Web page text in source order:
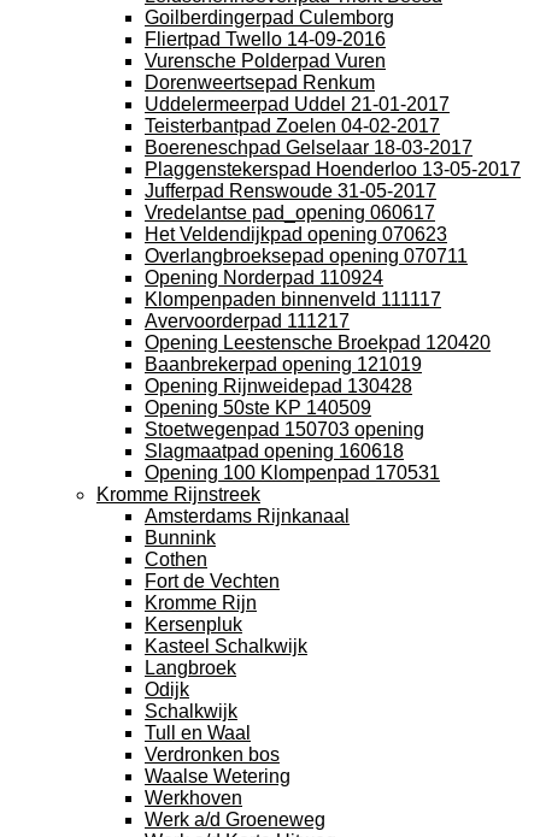
Goilberdingerpad Culemborg
Fliertpad Twello 14-09-2016
Vurensche Polderpad Vuren
Dorenweertsepad Renkum
Uddelermeerpad Uddel 21-01-2017
Teisterbantpad Zoelen 04-02-2017
Boereneschpad Gelselaar 18-03-2017
Plaggenstekerspad Hoenderloo 13-05-2017
Jufferpad Renswoude 31-05-2017
Vredelantse pad_opening 060617
Het Veldendijkpad opening 070623
Overlangbroeksepad opening 070711
Opening Norderpad 110924
Klompenpaden binnenveld 111117
Avervoorderpad 111217
Opening Leestensche Broekpad 120420
Baanbrekerpad opening 121019
Opening Rijnweidepad 130428
Opening 50ste KP 140509
Stoetwegenpad 150703 opening
Slagmaatpad opening 160618
Opening 100 Klompenpad 170531
Kromme Rijnstreek
Amsterdams Rijnkanaal
Bunnink
Cothen
Fort de Vechten
Kromme Rijn
Kersenpluk
Kasteel Schalkwijk
Langbroek
Odijk
Schalkwijk
Tull en Waal
Verdronken bos
Waalse Wetering
Werkhoven
Werk a/d Groeneweg